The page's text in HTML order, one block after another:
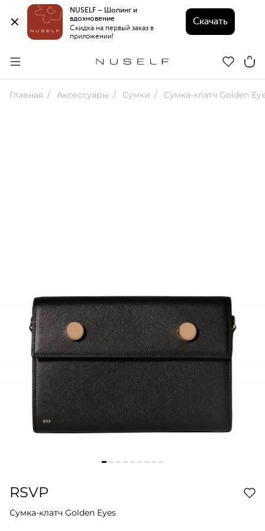
NUSELF – Шопинг и
вдохновение
Скидка на первый заказ в
приложении!
Скачать
Главная Аксессуары Сумки Сумка-клатч Golden
RSVP
Сумка-клатч Golden Eyes